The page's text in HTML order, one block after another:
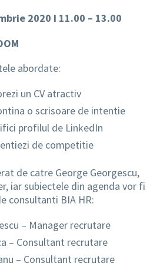
2020 I 11.00 – 13.00
abordate:
un CV atractiv
o scrisoare de intentie
profilul de LinkedIn
de competitie
de catre George Georgescu,
iar subiectele din agenda vor fi
consultanti BIA HR:
– Manager recrutare
– Consultant recrutare
– Consultant recrutare